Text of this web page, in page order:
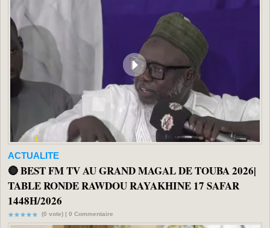
ACTUALITE
🔴 BEST FM TV AU GRAND MAGAL DE TOUBA 2026|
TABLE RONDE RAWDOU RAYAKHINE 17 SAFAR
1448H/2026
(0 vote) | 0 Commentaire